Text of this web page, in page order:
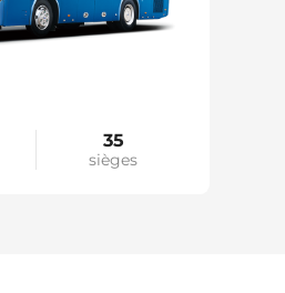
35
sièges